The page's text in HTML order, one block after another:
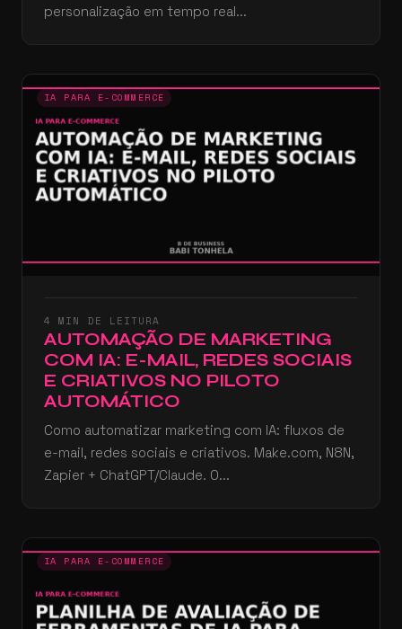
personalização em tempo real...
IA PARA E-COMMERCE
4 MIN DE LEITURA
AUTOMAÇÃO DE MARKETING
COM IA: E-MAIL, REDES SOCIAIS
E CRIATIVOS NO PILOTO
AUTOMÁTICO
Como automatizar marketing com IA: fluxos de
e-mail, redes sociais e criativos. Make.com, N8N,
Zapier + ChatGPT/Claude. O...
IA PARA E-COMMERCE